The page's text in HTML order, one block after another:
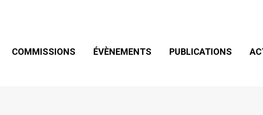
COMMISSIONS ÉVÈNEMENTS PUBLICATIONS